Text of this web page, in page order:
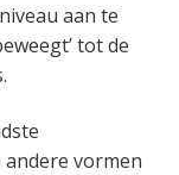
aan te
tot de
vormen